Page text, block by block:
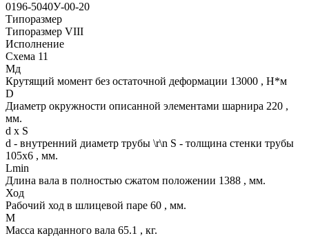
0196-5040У-00-20
Типоразмер
Типоразмер VIII
Исполнение
Схема 11
Мд
Крутящий момент без остаточной деформации 13000 , Н*м
D
Диаметр окружности описанной элементами шарнира 220 ,
мм.
d x S
d - внутренний диаметр трубы \r\n S - толщина стенки трубы
105х6 , мм.
Lmin
Длина вала в полностью сжатом положении 1388 , мм.
Ход
Рабочий ход в шлицевой паре 60 , мм.
M
Масса карданного вала 65.1 , кг.